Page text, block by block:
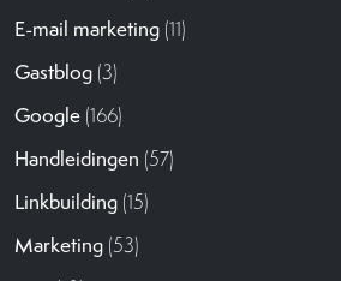
E-mail marketing (11)
Gastblog (3)
Google (166)
Handleidingen (57)
Linkbuilding (15)
Marketing (53)